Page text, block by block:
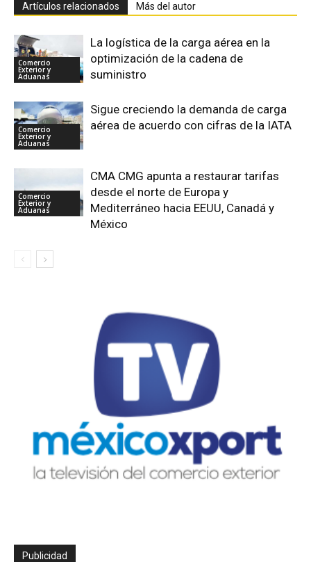
Artículos relacionados Más del autor
Comercio
Exterior y
Aduanas
La logística de la carga aérea en la
optimización de la cadena de
suministro
Comercio
Exterior y
Aduanas
Sigue creciendo la demanda de carga
aérea de acuerdo con cifras de la IATA
Comercio
Exterior y
Aduanas
CMA CMG apunta a restaurar tarifas
desde el norte de Europa y
Mediterráneo hacia EEUU, Canadá y
México
Publicidad